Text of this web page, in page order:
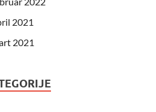
2021
2021